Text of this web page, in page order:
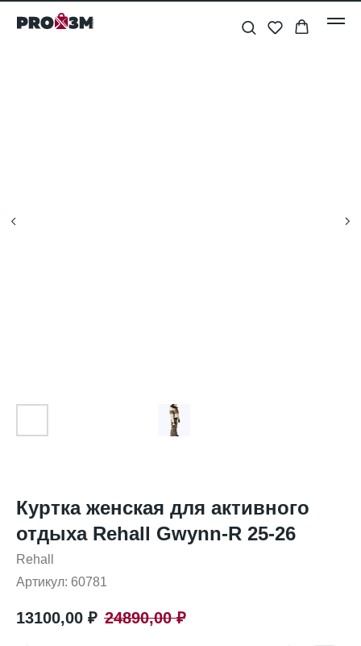
Куртка женская для активного
отдыха Rehall Gwynn-R 25-26
Rehall
Артикул: 60781
13100,00 ₽ 24890,00 ₽